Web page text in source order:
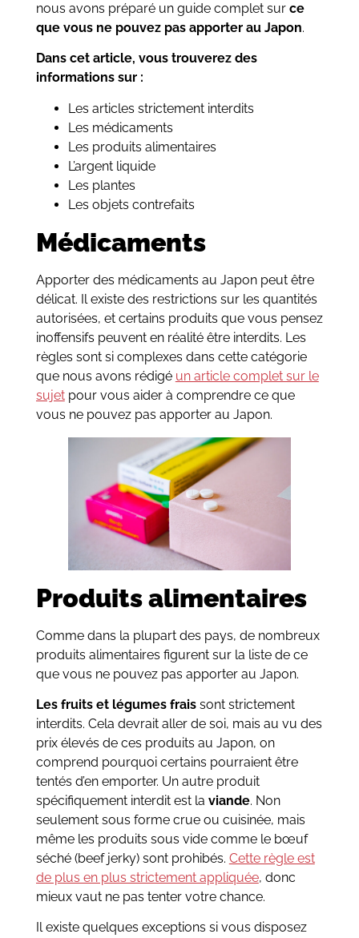
nous avons préparé un guide complet sur ce
que vous ne pouvez pas apporter au Japon.
Dans cet article, vous trouverez des
informations sur :
Les articles strictement interdits
Les médicaments
Les produits alimentaires
L’argent liquide
Les plantes
Les objets contrefaits
Médicaments
Apporter des médicaments au Japon peut être
délicat. Il existe des restrictions sur les quantités
autorisées, et certains produits que vous pensez
inoffensifs peuvent en réalité être interdits. Les
règles sont si complexes dans cette catégorie
que nous avons rédigé un article complet sur le
sujetpour vous aider à comprendre ce que
vous ne pouvez pas apporter au Japon.
Produits alimentaires
Comme dans la plupart des pays, de nombreux
produits alimentaires figurent sur la liste de ce
que vous ne pouvez pas apporter au Japon.
Les fruits et légumes fraissont strictement
interdits. Cela devrait aller de soi, mais au vu des
prix élevés de ces produits au Japon, on
comprend pourquoi certains pourraient être
tentés d’en emporter. Un autre produit
spécifiquement interdit est la viande. Non
seulement sous forme crue ou cuisinée, mais
même les produits sous vide comme le bœuf
séché (beef jerky) sont prohibés. Cette règle est
de plus en plus strictement appliquée, donc
mieux vaut ne pas tenter votre chance.
Il existe quelques exceptions si vous disposez